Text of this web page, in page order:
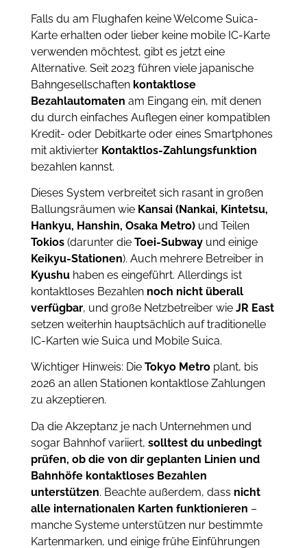
Falls du am Flughafen keine Welcome Suica-
Karte erhalten oder lieber keine mobile IC-Karte
verwenden möchtest, gibt es jetzt eine
Alternative. Seit 2023 führen viele japanische
Bahngesellschaften kontaktlose
Bezahlautomaten am Eingang ein, mit denen
du durch einfaches Auflegen einer kompatiblen
Kredit- oder Debitkarte oder eines Smartphones
mit aktivierter Kontaktlos-Zahlungsfunktion
bezahlen kannst.
Dieses System verbreitet sich rasant in großen
Ballungsräumen wie Kansai (Nankai, Kintetsu,
Hankyu, Hanshin, Osaka Metro)und Teilen
Tokios(darunter die Toei-Subwayund einige
Keikyu-Stationen). Auch mehrere Betreiber in
Kyushuhaben es eingeführt. Allerdings ist
kontaktloses Bezahlen noch nicht überall
verfügbar, und große Netzbetreiber wie JR East
setzen weiterhin hauptsächlich auf traditionelle
IC-Karten wie Suica und Mobile Suica.
Wichtiger Hinweis: Die Tokyo Metroplant, bis
2026 an allen Stationen kontaktlose Zahlungen
zu akzeptieren.
Da die Akzeptanz je nach Unternehmen und
sogar Bahnhof variiert, solltest du unbedingt
prüfen, ob die von dir geplanten Linien und
Bahnhöfe kontaktloses Bezahlen
unterstützen. Beachte außerdem, dass nicht
alle internationalen Karten funktionieren –
manche Systeme unterstützen nur bestimmte
Kartenmarken, und einige frühe Einführungen